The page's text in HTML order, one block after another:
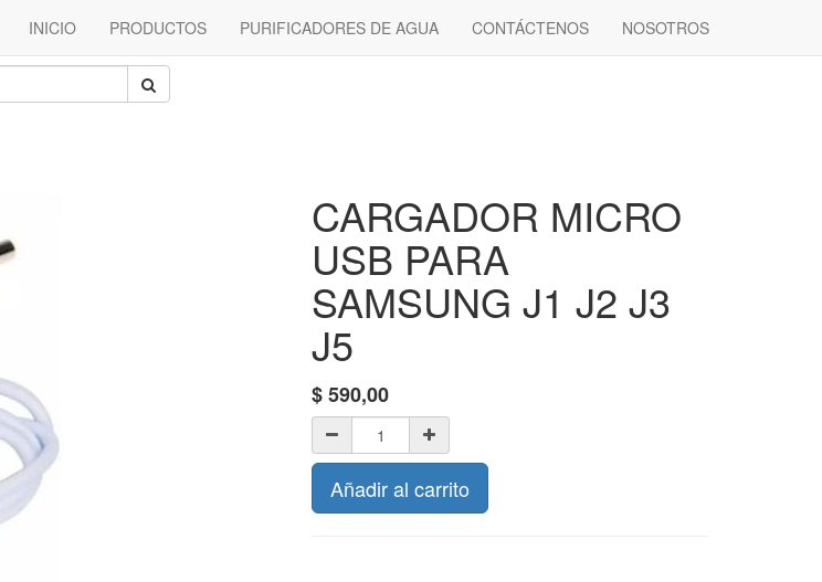
INICIO PRODUCTOS PURIFICADORES DE AGUA CONTÁCTENOS NOSOTROS
CARGADOR MICRO
USB PARA
SAMSUNG J1 J2 J3
J5
$590,00
Añadir al carrito